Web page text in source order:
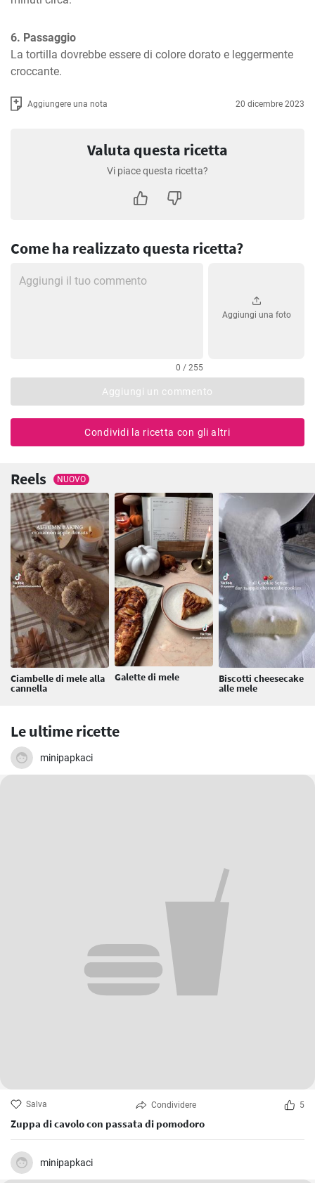
6. Passaggio
La tortilla dovrebbe essere di colore dorato e leggermente
croccante.
Aggiungere una nota 20 dicembre 2023
Valuta questa ricetta
Vi piace questa ricetta?
Come ha realizzato questa ricetta?
0 / 255
Aggiungi una foto
Aggiungi un commento
Condividi la ricetta con gli altri
Reels NUOVO
Ciambelle di mele alla
cannella
Galette di mele Biscotti cheesecake
alle mele
Le ultime ricette
minipapkaci
Salva Condividere 5
Zuppa di cavolo con passata di pomodoro
minipapkaci